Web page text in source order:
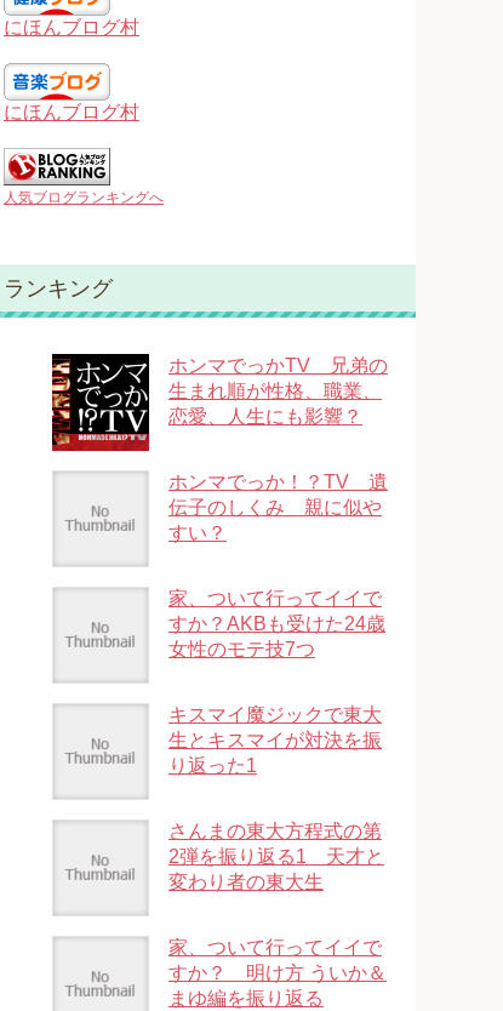
にほんブログ村
にほんブログ村
人気ブログランキングへ
ランキング
ホンマでっかTV 兄弟の
生まれ順が性格、職業、
恋愛、人生にも影響？
ホンマでっか！？TV 遺
伝子のしくみ 親に似や
すい？
家、ついて行ってイイで
すか？AKBも受けた24歳
女性のモテ技7つ
キスマイ魔ジックで東大
生とキスマイが対決を振
り返った1
さんまの東大方程式の第
2弾を振り返る1 天才と
変わり者の東大生
家、ついて行ってイイで
すか？ 明け方 ういか＆
まゆ編を振り返る